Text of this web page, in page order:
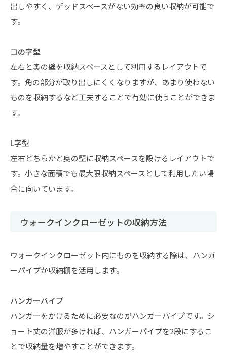
出しやすく、デッドスペースがない効率の良い収納が可能で
す。
コの字型
左右と奥の壁を収納スペースとして利用するレイアウトで
す。角の部分が取り出しにくくなりますが、あまり使わない
ものを収納するなど工夫することで有効に使うことができま
す。
L字型
左右どちらかと奥の壁に収納スペースを設けるレイアウトで
す。小さな面積でも最大限収納スペースとして利用したい場
合に向いています。
ウォークインクローゼットの収納方法
ウォークインクローゼット内にものを収納する際は、ハンガ
ーパイプか収納棚を活用します。
ハンガーパイプ
ハンガーをかけるために必要なのがハンガーパイプです。シ
ョート丈の洋服が多ければ、ハンガーパイプを2段にするこ
とで収納量を増やすことができます。